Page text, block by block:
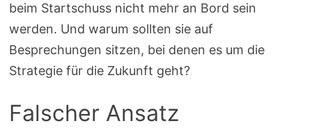
beim Startschuss nicht mehr an Bord sein
werden. Und warum sollten sie auf
Besprechungen sitzen, bei denen es um die
Strategie für die Zukunft geht?
Falscher Ansatz